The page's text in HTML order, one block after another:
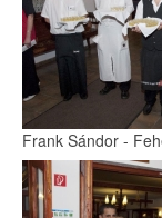
Frank Sándor -